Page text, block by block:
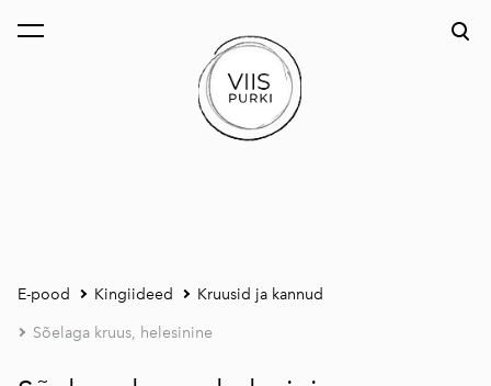
lisati ostukorvi. Vaata ostukorvi
E-pood Kingiideed Kruusid ja kannud
Sõelaga kruus, helesinine